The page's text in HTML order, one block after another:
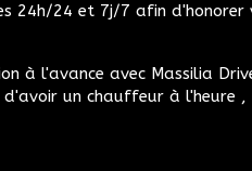
24h/24 et 7j/7 afin d'honorer
à l'avance avec Massilia
un chauffeur à l'heure